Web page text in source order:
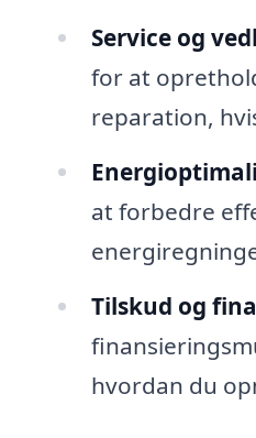
Service og
for at
reparation,
at forbedre
Tilskud og
hvordan du